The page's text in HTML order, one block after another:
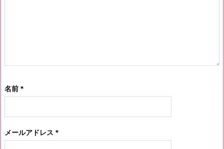
名前 *
メールアドレス *